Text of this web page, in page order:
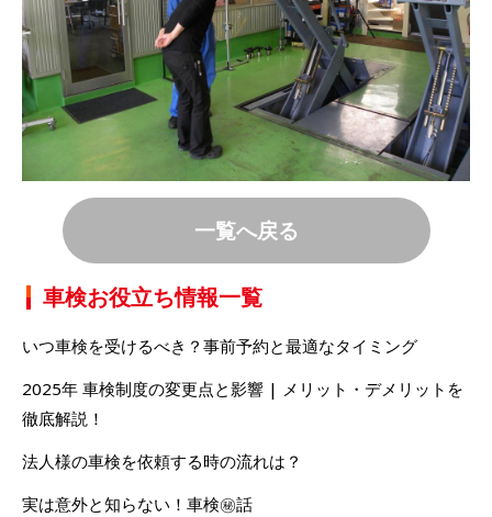
一覧へ戻る
車検お役立ち情報一覧
いつ車検を受けるべき？事前予約と最適なタイミング
2025年 車検制度の変更点と影響 | メリット・デメリットを
徹底解説！
法人様の車検を依頼する時の流れは？
実は意外と知らない！車検㊙話